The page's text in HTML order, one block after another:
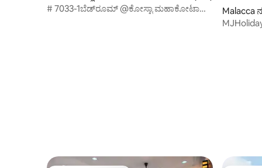
# 7033-1ಬೆಡ್‌ರೂಮ್ @ಕೋಸ್ಟಾ ಮಹಾಕೋಟಾ
Malacca